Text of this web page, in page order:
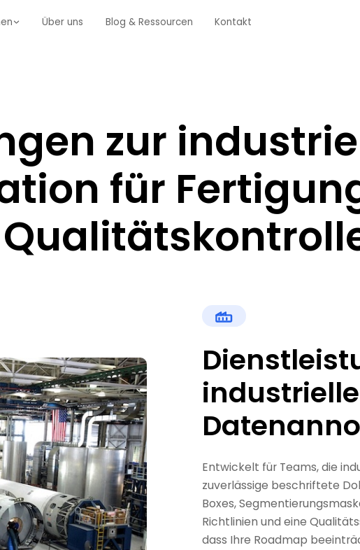
Über uns Blog & Ressourcen Kontakt
zur
für
Entwickelt für Teams, die
zuverlässige beschriftete
Boxes,
Richtlinien und eine
dass Ihre Roadmap